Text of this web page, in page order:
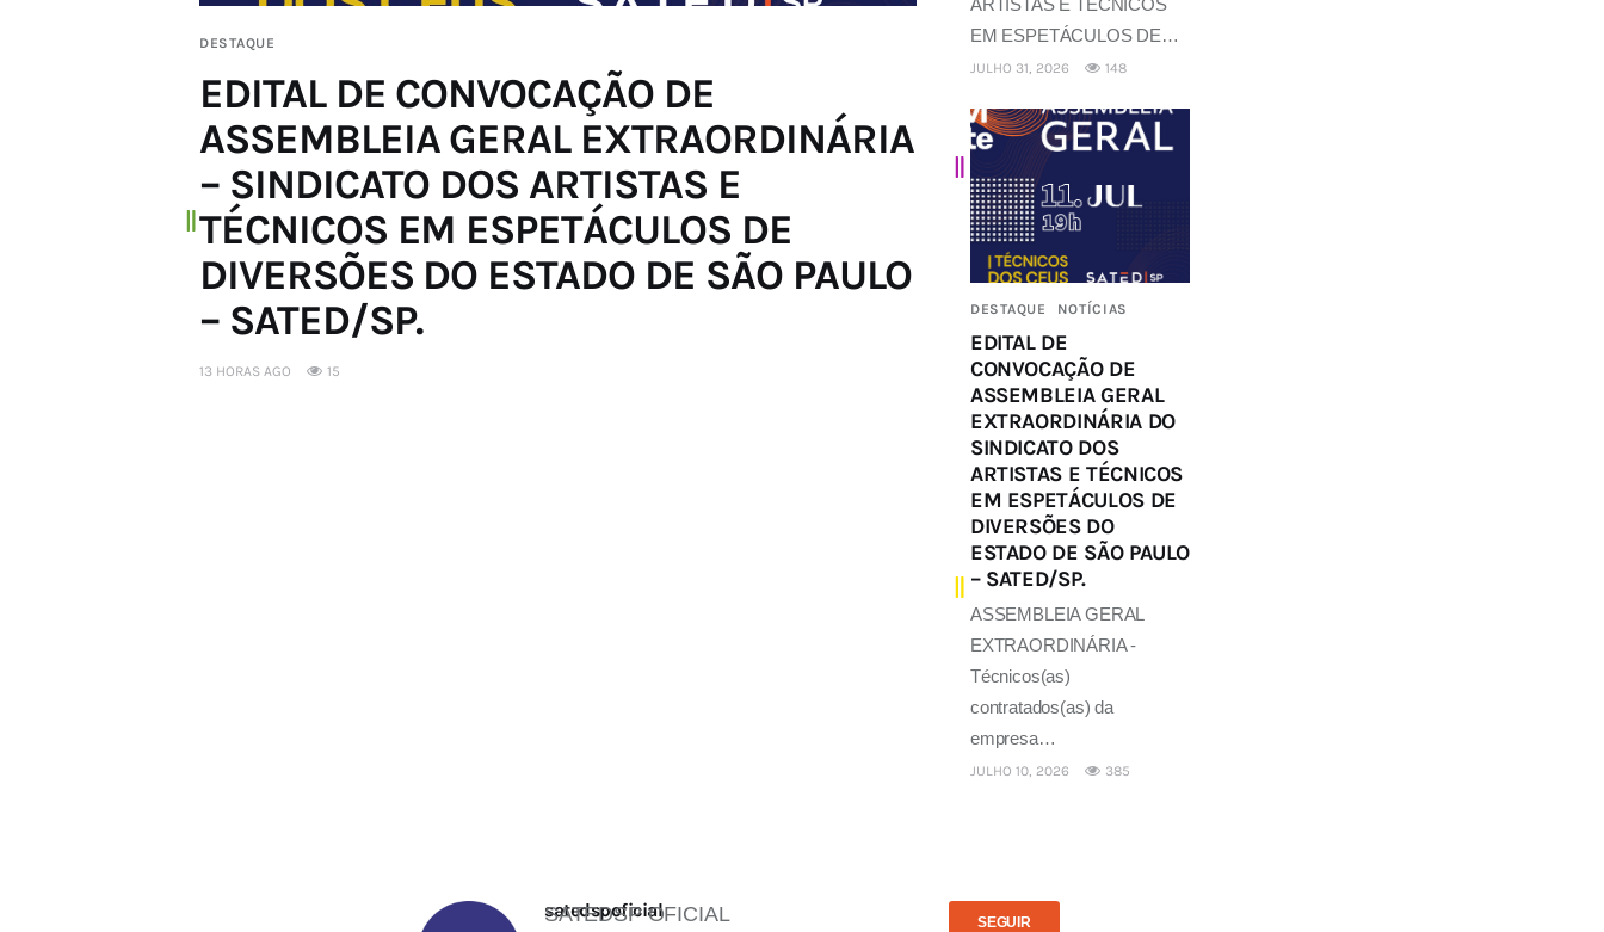
DESTAQUE
EDITAL DE CONVOCAÇÃO DE
ASSEMBLEIA GERAL EXTRAORDINÁRIA
– SINDICATO DOS ARTISTAS E
TÉCNICOS EM ESPETÁCULOS DE
DIVERSÕES DO ESTADO DE SÃO PAULO
– SATED/SP.
13 HORAS AGO 15
ARTISTAS E TÉCNICOS
EM ESPETÁCULOS DE…
JULHO 31, 2026 148
DESTAQUE NOTÍCIAS
EDITAL DE
CONVOCAÇÃO DE
ASSEMBLEIA GERAL
EXTRAORDINÁRIA DO
SINDICATO DOS
ARTISTAS E TÉCNICOS
EM ESPETÁCULOS DE
DIVERSÕES DO
ESTADO DE SÃO PAULO
– SATED/SP.
ASSEMBLEIA GERAL
EXTRAORDINÁRIA -
Técnicos(as)
contratados(as) da
empresa…
JULHO 10, 2026 385
satedspoficial
SATEDSP OFICIAL SEGUIR